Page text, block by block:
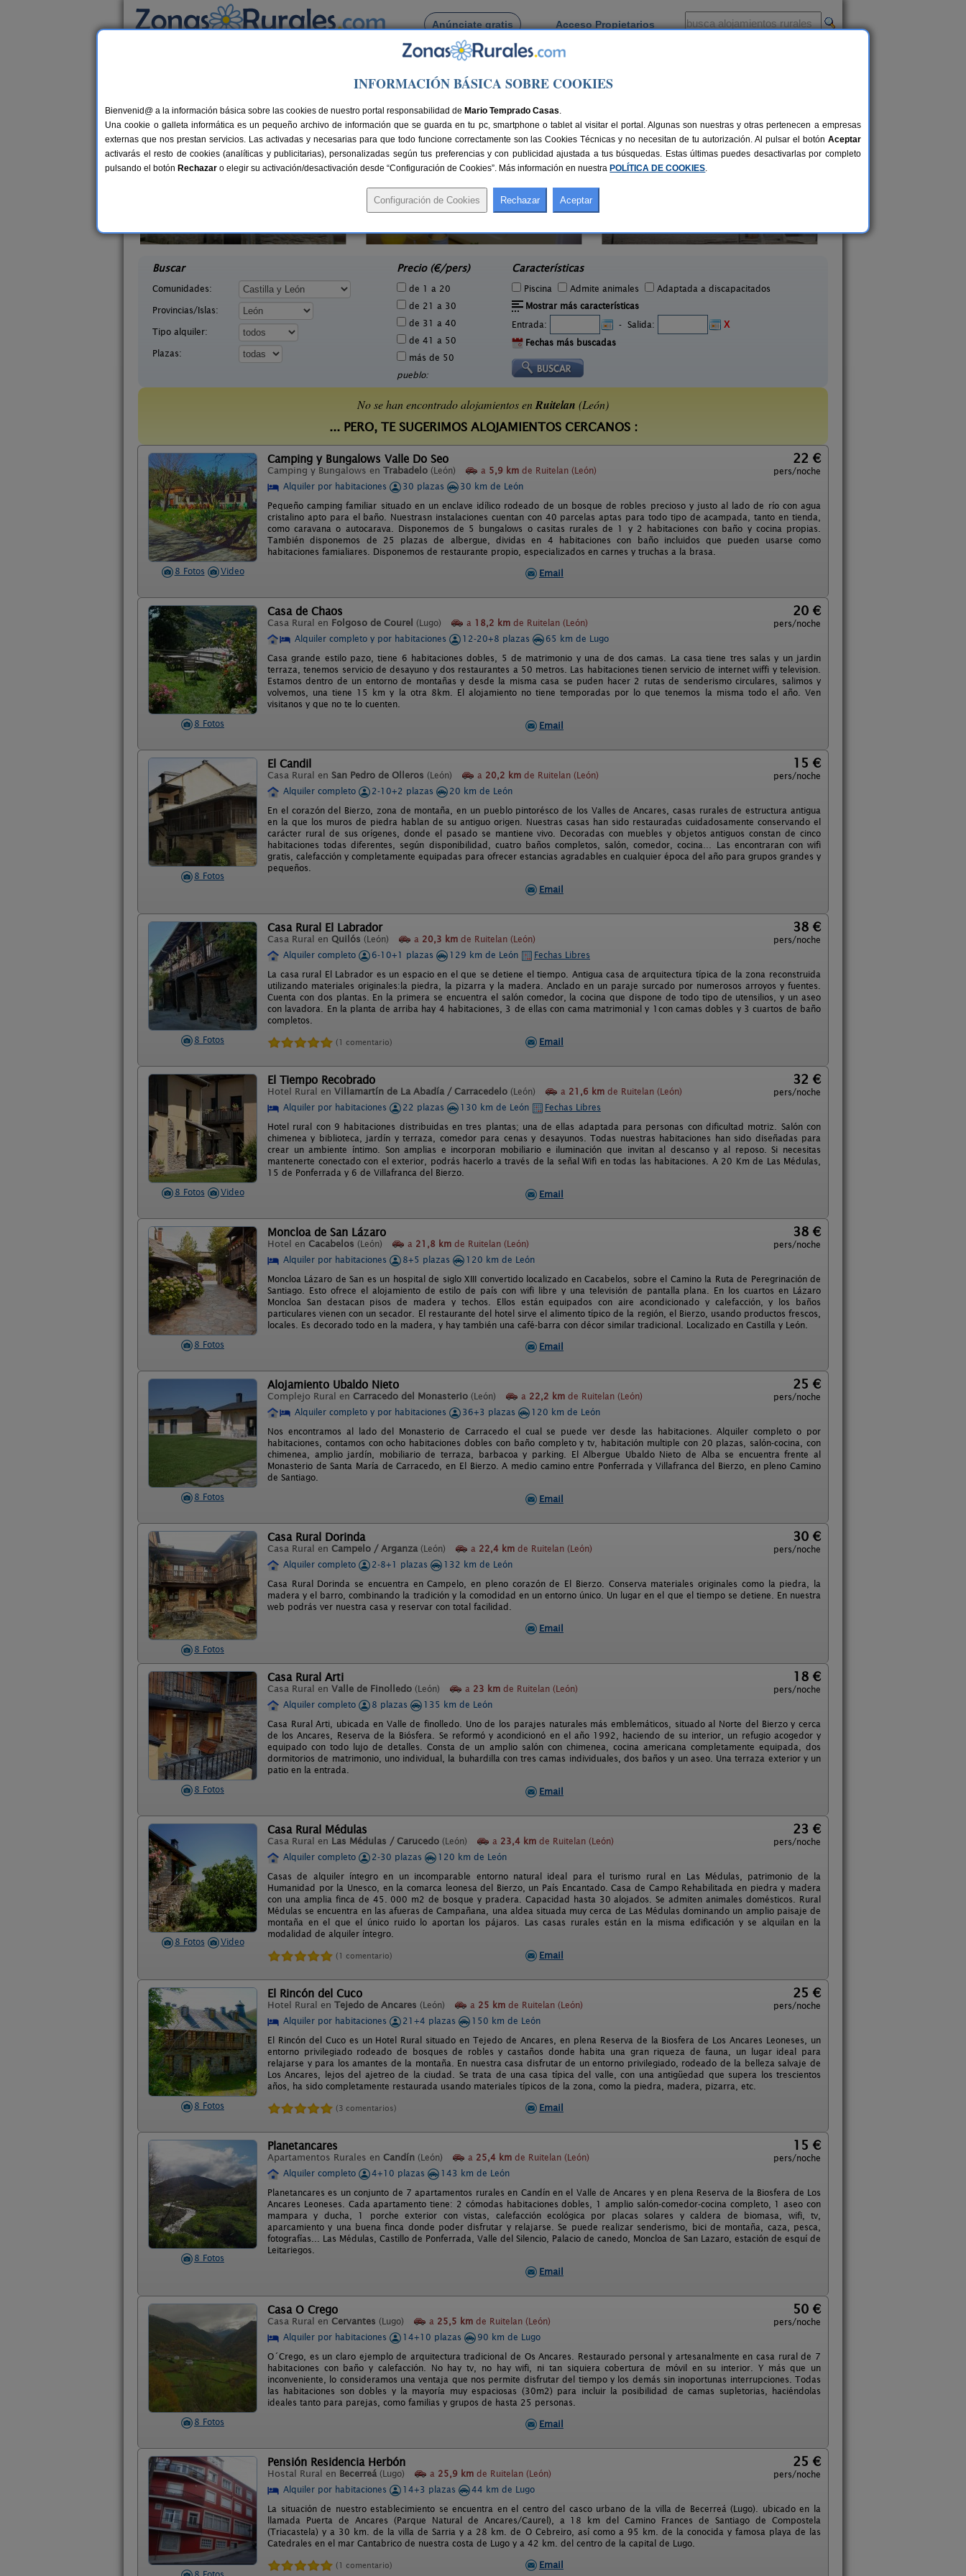
Anúnciate gratis Acceso Propietarios
Busca por pueblo
Casas Rurales cerca de Ruitelan
36 €
Hotel Santa Lucía
La Aldea de La
Buscar
Comunidades:
Provincias/Islas:
Tipo alquiler:
Plazas:
Precio (€/pers)
de 1 a 20
de 21 a 30
de 31 a 40
de 41 a 50
más de 50
pueblo:
Características
Piscina Admite animales
Adaptada a discapacitados
Mostrar más características
Entrada:
- Salida:
X
Fechas más buscadas
No se han encontrado alojamientos enRuitelan (León)
... PERO, TE SUGERIMOS ALOJAMIENTOS CERCANOS :
8 Fotos Video
Camping y Bungalows Valle Do Seo
Camping y Bungalows en Trabadelo (León) a 5,9 km de Ruitelan (León)
22 €
pers/noche
Alquiler por habitaciones
30 plazas
30 km de León
Pequeño camping familiar situado en un enclave idílico rodeado de un bosque de robles precioso y justo al lado de río con agua
cristalino apto para el baño. Nuestrasn instalaciones cuentan con 40 parcelas aptas para todo tipo de acampada, tanto en tienda,
como caravana o autocarava. Disponemos de 5 bungalows o casitas rurales de 1 y 2 habitaciones con baño y cocina propias.
También disponemos de 25 plazas de albergue, dividas en 4 habitaciones con baño incluidos que pueden usarse como
habitaciones famialiares. Disponemos de restaurante propio, especializados en carnes y truchas a la brasa.
Email
8 Fotos
Casa de Chaos
Casa Rural en Folgoso de Courel (Lugo) a 18,2 km de Ruitelan (León)
20 €
pers/noche
Alquiler completo y por habitaciones
12-20+8 plazas
65 km de Lugo
Casa grande estilo pazo, tiene 6 habitaciones dobles, 5 de matrimonio y una de dos camas. La casa tiene tres salas y un jardin
terraza, tenemos servicio de desayuno y dos restaurantes a 50 metros. Las habitaciones tienen servicio de internet wiffi y television.
Estamos dentro de un entorno de montañas y desde la misma casa se puden hacer 2 rutas de senderismo circulares, salimos y
volvemos, una tiene 15 km y la otra 8km. El alojamiento no tiene temporadas por lo que tenemos la misma todo el año. Ven
visitanos y que no te lo cuenten.
Email
8 Fotos
El Candil
Casa Rural en San Pedro de Olleros (León) a 20,2 km de Ruitelan (León)
15 €
pers/noche
Alquiler completo
2-10+2 plazas
20 km de León
En el corazón del Bierzo, zona de montaña, en un pueblo pintorésco de los Valles de Ancares, casas rurales de estructura antigua
en la que los muros de piedra hablan de su antiguo origen. Nuestras casas han sido restauradas cuidadosamente conservando el
carácter rural de sus orígenes, donde el pasado se mantiene vivo. Decoradas con muebles y objetos antiguos constan de cinco
habitaciones todas diferentes, según disponibilidad, cuatro baños completos, salón, comedor, cocina… Las encontraran con wifi
gratis, calefacción y completamente equipadas para ofrecer estancias agradables en cualquier época del año para grupos grandes y
pequeños.
Email
8 Fotos
Casa Rural El Labrador
Casa Rural en Quilós (León) a 20,3 km de Ruitelan (León)
38 €
pers/noche
Alquiler completo
6-10+1 plazas 129 km de León
Fechas Libres
La casa rural El Labrador es un espacio en el que se detiene el tiempo. Antigua casa de arquitectura típica de la zona reconstruida
utilizando materiales originales:la piedra, la pizarra y la madera. Anclado en un paraje surcado por numerosos arroyos y fuentes.
Cuenta con dos plantas. En la primera se encuentra el salón comedor, la cocina que dispone de todo tipo de utensilios, y un aseo
con lavadora. En la planta de arriba hay 4 habitaciones, 3 de ellas con cama matrimonial y 1con camas dobles y 3 cuartos de baño
completos.
(1 comentario) Email
8 Fotos Video
El Tiempo Recobrado
Hotel Rural en Villamartín de La Abadía / Carracedelo (León) a 21,6 km de Ruitelan (León)
32 €
pers/noche
Alquiler por habitaciones
22 plazas 130 km de León
Fechas Libres
Hotel rural con 9 habitaciones distribuidas en tres plantas; una de ellas adaptada para personas con dificultad motriz. Salón con
chimenea y biblioteca, jardín y terraza, comedor para cenas y desayunos. Todas nuestras habitaciones han sido diseñadas para
crear un ambiente íntimo. Son amplias e incorporan mobiliario e iluminación que invitan al descanso y al reposo. Si necesitas
mantenerte conectado con el exterior, podrás hacerlo a través de la señal Wifi en todas las habitaciones. A 20 Km de Las Médulas,
15 de Ponferrada y 6 de Villafranca del Bierzo.
Email
8 Fotos
Moncloa de San Lázaro
Hotel en Cacabelos (León) a 21,8 km de Ruitelan (León)
38 €
pers/noche
Alquiler por habitaciones
8+5 plazas
120 km de León
Moncloa Lázaro de San es un hospital de siglo XIII convertido localizado en Cacabelos, sobre el Camino la Ruta de Peregrinación de
Santiago. Esto ofrece el alojamiento de estilo de país con wifi libre y una televisión de pantalla plana. En los cuartos en Lázaro
Moncloa San destacan pisos de madera y techos. Ellos están equipados con aire acondicionado y calefacción, y los baños
particulares vienen con un secador. El restaurante del hotel sirve el alimento típico de la región, el Bierzo, usando productos frescos,
locales. Es decorado todo en la madera, y hay también una café-barra con décor similar tradicional. Localizado en Castilla y León.
Email
8 Fotos
Alojamiento Ubaldo Nieto
Complejo Rural en Carracedo del Monasterio (León) a 22,2 km de Ruitelan (León)
25 €
pers/noche
Alquiler completo y por habitaciones
36+3 plazas
120 km de León
Nos encontramos al lado del Monasterio de Carracedo el cual se puede ver desde las habitaciones. Alquiler completo o por
habitaciones, contamos con ocho habitaciones dobles con baño completo y tv, habitación multiple con 20 plazas, salón-cocina, con
chimenea, amplio jardín, mobiliario de terraza, barbacoa y parking. El Albergue Ubaldo Nieto de Alba se encuentra frente al
Monasterio de Santa María de Carracedo, en El Bierzo. A medio camino entre Ponferrada y Villafranca del Bierzo, en pleno Camino
de Santiago.
Email
8 Fotos
Casa Rural Dorinda
Casa Rural en Campelo / Arganza (León) a 22,4 km de Ruitelan (León)
30 €
pers/noche
Alquiler completo
2-8+1 plazas
132 km de León
Casa Rural Dorinda se encuentra en Campelo, en pleno corazón de El Bierzo. Conserva materiales originales como la piedra, la
madera y el barro, combinando la tradición y la comodidad en un entorno único. Un lugar en el que el tiempo se detiene. En nuestra
web podrás ver nuestra casa y reservar con total facilidad.
Email
8 Fotos
Casa Rural Arti
Casa Rural en Valle de Finolledo (León) a 23 km de Ruitelan (León)
18 €
pers/noche
Alquiler completo
8 plazas
135 km de León
Casa Rural Arti, ubicada en Valle de finolledo. Uno de los parajes naturales más emblemáticos, situado al Norte del Bierzo y cerca
de los Ancares, Reserva de la Biósfera. Se reformó y acondicionó en el año 1992, haciendo de su interior, un refugio acogedor y
equipado con todo lujo de detalles. Consta de un amplio salón con chimenea, cocina americana completamente equipada, dos
dormitorios de matrimonio, uno individual, la buhardilla con tres camas individuales, dos baños y un aseo. Una terraza exterior y un
patio en la entrada.
Email
8 Fotos Video
Casa Rural Médulas
Casa Rural en Las Médulas / Carucedo (León) a 23,4 km de Ruitelan (León)
23 €
pers/noche
Alquiler completo
2-30 plazas
120 km de León
Casas de alquiler íntegro en un incomparable entorno natural ideal para el turismo rural en Las Médulas, patrimonio de la
Humanidad por la Unesco, en la comarca leonesa del Bierzo, un País Encantado. Casa de Campo Rehabilitada en piedra y madera
con una amplia finca de 45. 000 m2 de bosque y pradera. Capacidad hasta 30 alojados. Se admiten animales domésticos. Rural
Médulas se encuentra en las afueras de Campañana, una aldea situada muy cerca de Las Médulas dominando un amplio paisaje de
montaña en el que el único ruido lo aportan los pájaros. Las casas rurales están en la misma edificación y se alquilan en la
modalidad de alquiler íntegro.
(1 comentario) Email
8 Fotos
El Rincón del Cuco
Hotel Rural en Tejedo de Ancares (León) a 25 km de Ruitelan (León)
25 €
pers/noche
Alquiler por habitaciones
21+4 plazas
150 km de León
El Rincón del Cuco es un Hotel Rural situado en Tejedo de Ancares, en plena Reserva de la Biosfera de Los Ancares Leoneses, un
entorno privilegiado rodeado de bosques de robles y castaños donde habita una gran riqueza de fauna, un lugar ideal para
relajarse y para los amantes de la montaña. En nuestra casa disfrutar de un entorno privilegiado, rodeado de la belleza salvaje de
Los Ancares, lejos del ajetreo de la ciudad. Se trata de una casa típica del valle, con una antigüedad que supera los trescientos
años, ha sido completamente restaurada usando materiales típicos de la zona, como la piedra, madera, pizarra, etc.
(3 comentarios) Email
8 Fotos
Planetancares
Apartamentos Rurales en Candín (León) a 25,4 km de Ruitelan (León)
15 €
pers/noche
Alquiler completo
4+10 plazas
143 km de León
Planetancares es un conjunto de 7 apartamentos rurales en Candín en el Valle de Ancares y en plena Reserva de la Biosfera de Los
Ancares Leoneses. Cada apartamento tiene: 2 cómodas habitaciones dobles, 1 amplio salón-comedor-cocina completo, 1 aseo con
mampara y ducha, 1 porche exterior con vistas, calefacción ecológica por placas solares y caldera de biomasa, wifi, tv,
aparcamiento y una buena finca donde poder disfrutar y relajarse. Se puede realizar senderismo, bici de montaña, caza, pesca,
fotografías... Las Médulas, Castillo de Ponferrada, Valle del Silencio, Palacio de canedo, Moncloa de San Lazaro, estación de esquí de
Leitariegos.
Email
8 Fotos
Casa O Crego
Casa Rural en Cervantes (Lugo) a 25,5 km de Ruitelan (León)
50 €
pers/noche
Alquiler por habitaciones
14+10 plazas
90 km de Lugo
O´Crego, es un claro ejemplo de arquitectura tradicional de Os Ancares. Restaurado personal y artesanalmente en casa rural de 7
habitaciones con baño y calefacción. No hay tv, no hay wifi, ni tan siquiera cobertura de móvil en su interior. Y más que un
inconveniente, lo consideramos una ventaja que nos permite disfrutar del tiempo y los demás sin inoportunas interrupciones. Todas
las habitaciones son dobles y la mayoría muy espaciosas (30m2) para incluir la posibilidad de camas supletorias, haciéndolas
ideales tanto para parejas, como familias y grupos de hasta 25 personas.
Email
Pensión Residencia Herbón
Hostal Rural en Becerreá (Lugo) a 25,9 km de Ruitelan (León)
25 €
pers/noche
Alquiler por habitaciones
14+3 plazas
44 km de Lugo
La situación de nuestro establecimiento se encuentra en el centro del casco urbano de la villa de Becerreá (Lugo). ubicado en la
llamada Puerta de Ancares (Parque Natural de Ancares/Caurel), a 18 km del Camino Frances de Santiago de Compostela
(Triacastela) y a 30 km. de la villa de Sarria y a 28 km. de O Cebreiro, así como a 95 km. de la conocida y famosa playa de las
Catedrales en el mar Cantabrico de nuestra costa de Lugo y a 42 km. del centro de la capital de Lugo.
(1 comentario) Email
INFORMACIÓN BÁSICA SOBRE COOKIES
Bienvenid@ a la información básica sobre las cookies de nuestro portal responsabilidad de Mario Temprado Casas.
Una cookie o galleta informática es un pequeño archivo de información que se guarda en tu pc, smartphone o tablet al visitar el portal. Algunas son nuestras y otras pertenecen a empresas
externas que nos prestan servicios. Las activadas y necesarias para que todo funcione correctamente son las Cookies Técnicas y no necesitan de tu autorización. Al pulsar el botón Aceptar
activarás el resto de cookies (analíticas y publicitarias), personalizadas según tus preferencias y con publicidad ajustada a tus búsquedas. Estas últimas puedes desactivarlas por completo
pulsando el botón Rechazar o elegir su activación/desactivación desde “Configuración de Cookies”. Más información en nuestra POLÍTICA DE COOKIES.